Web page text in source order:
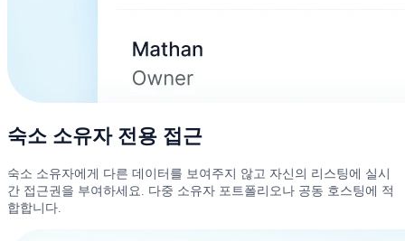
숙소 소유자 전용 접근
숙소 소유자에게 다른 데이터를 보여주지 않고 자신의 리스팅에 실시
간 접근권을 부여하세요. 다중 소유자 포트폴리오나 공동 호스팅에 적
합합니다.